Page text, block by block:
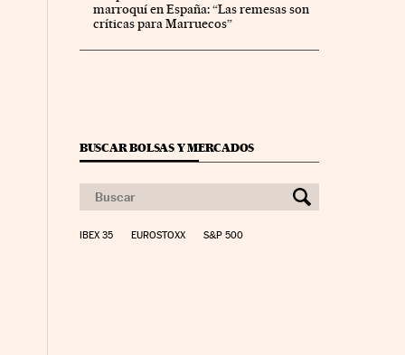
marroquí en España: “Las remesas son
críticas para Marruecos”
BUSCAR BOLSAS Y MERCADOS
IBEX 35 EUROSTOXX S&P 500